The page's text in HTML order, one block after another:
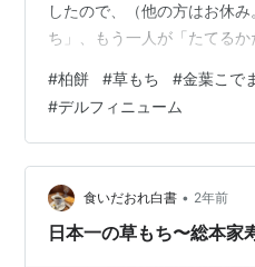
したので、（他の方はお休
ち」、もう一人が「たてる
ニューム あら、やだ。 せっ
けだわ。(￣｡￣;) アップにし
ょ。(*^o^*) 同じ花材で、も
［たてるかたち］ 金葉こで
今日は草もち 雨の日以外は
に…
#柏餅 #草もち #金葉こで
#デルフィニューム
食いだおれ白書 • 2年前
日本一の草もち〜総本家